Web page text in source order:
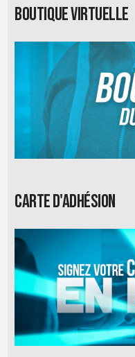
Boutique virtuelle
Carte d'adhésion